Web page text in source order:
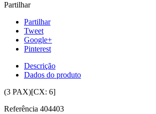
Partilhar
Partilhar
Tweet
Google+
Pinterest
Descrição
Dados do produto
(3 PAX)[CX: 6]
Referência 404403